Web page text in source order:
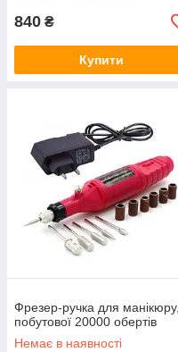
840 ₴
Купити
Фрезер-ручка для манікюру,
побутової 20000 обертів
Немає в наявності